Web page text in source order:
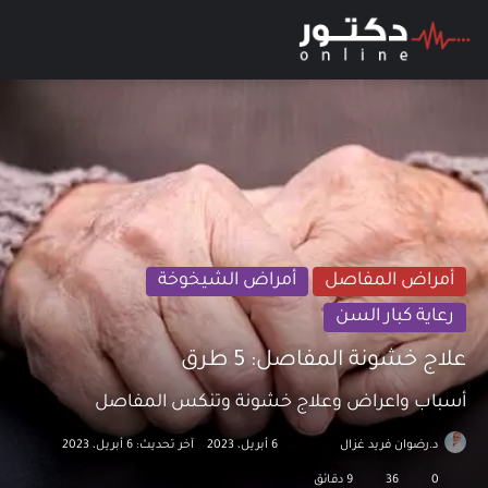
أمراض المفاصل
أمراض الشيخوخة
رعاية كبار السن
علاج خشونة المفاصل: 5 طرق
أسباب واعراض وعلاج خشونة وتنكس المفاصل
د.رضوان فريد غزال
على
أرسل6 أبريل، 2023 آخر تحديث: 6 أبريل، 2023
0
36